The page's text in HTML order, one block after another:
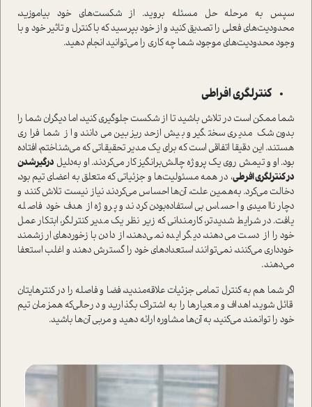
سپس به مرحله حل مسئله بروید. از شکست‌های خود بیاموزید،
محدودیت‌های فعلی را تصدیق کنید و از خود بپرسید که با کنترل و تاثیر خود و با
وجود محدودیت‌های موجود، شما چه کاری را می‌توانید انجام دهید.
کنترلگری افراطی
شما ممکن است در تلاش باشید تا از شکست جلوگیری کنید، اما دیگران شما را
بدون شک مدیری سختگیر و بیش‌از‌حد ریزبین می‌دانند و از شما فراری
هستند. این دقیقا اتفاقی است که برای یک مدیر تحقیقاتی که می‌شناختم، افتاده
بود. او و تیمش روی یک پروژه چالش‌برانگیز کار می‌کردند. او به‌دلیل درگیر‌شدن
در کنترلگری افرطی، در همه مسئولیت‌ها و جزئیاتی که متعلق به اعضای تیم بود،
دخالت می‌کرد. به‌همین علت، آن‌ها احساس می‌کردند نیاز نیست تلاش کنند و
دچار ناامیدی و احساس بی‌استفاده‌بودن کردند و پروژه از هدف خود فاصله
یافت. در شرایط شدیدتر، کارمندانی که زیر نظر یک مدیر کنترلگر، ابتکار عمل
خود را از دست می‌دهند، دیگر ایده نمی‌دهند، از دادن بازخوردهای ارزشمند
خودداری می‌کنند، نمی‌توانند استعدادهای خود را گسترش دهند و اغلب استعفا
می‌دهند.
اگر شما هم به کنترل تمامی جزئیات علاقه‌مندید، فضا و فاصله را در کنترهایتان
قائل شوید، اهداف و معیارها را به اشتراک بگذارید و در‌حالی‌که همزمان تیم
خود را توانمند می‌کنید، به آن‌ها مشاوره ارائه دهید و مربی آن‌ها باشید.